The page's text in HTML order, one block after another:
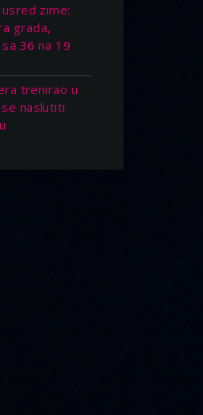
zime:
grada,
36 na 19
trenirao u
naslutiti